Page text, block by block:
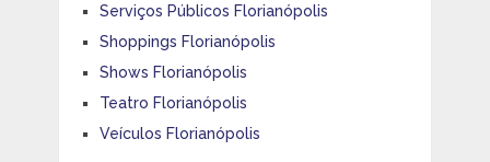
Serviços Públicos Florianópolis
Shoppings Florianópolis
Shows Florianópolis
Teatro Florianópolis
Veículos Florianópolis